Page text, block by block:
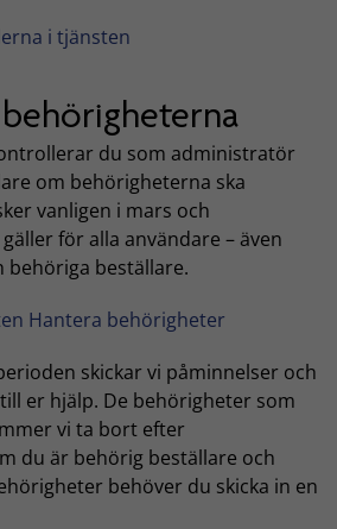
i tjänsten
du som administratör
om behörigheterna ska
vanligen i mars och
för alla användare – även
beställare.
Hantera behörigheter
skickar vi påminnelser och
er hjälp. De behörigheter som
vi ta bort efter
du är behörig beställare och
behöver du skicka in en